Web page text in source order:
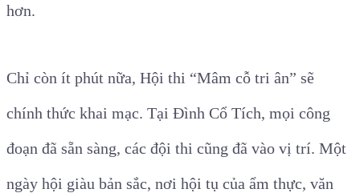
hơn.
Chỉ còn ít phút nữa, Hội thi “Mâm cỗ tri ân” sẽ
chính thức khai mạc. Tại Đình Cổ Tích, mọi công
đoạn đã sẵn sàng, các đội thi cũng đã vào vị trí. Một
ngày hội giàu bản sắc, nơi hội tụ của ẩm thực, văn